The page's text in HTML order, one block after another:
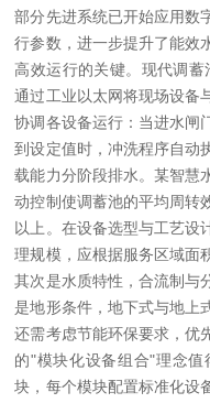
部分先进系统已开始应用数
行参数，进一步提升了能效
高效运行的关键。现代调蓄
通过工业以太网将现场设备
协调各设备运行：当进水闸
到设定值时，冲洗程序自动
载能力分阶段排水。某智慧
动控制使调蓄池的平均周转
以上。 在设备选型与工艺设
理规模，应根据服务区域面
其次是水质特性，合流制与
是地形条件，地下式与地上
还需考虑节能环保要求，优
的"模块化设备组合"理念
块，每个模块配置标准化设